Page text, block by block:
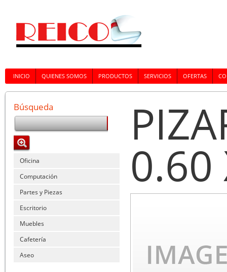
INICIO QUIENES SOMOS PRODUCTOS SERVICIOS OFERTAS
Búsqueda
Oficina
Computación
Partes y Piezas
Escritorio
Muebles
Cafetería
Aseo
0.60